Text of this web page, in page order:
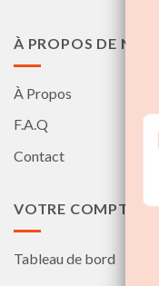
À PROPOS DE NOUS
À Propos
F.A.Q
Contact
VOTRE COMPTE
Tableau de bord